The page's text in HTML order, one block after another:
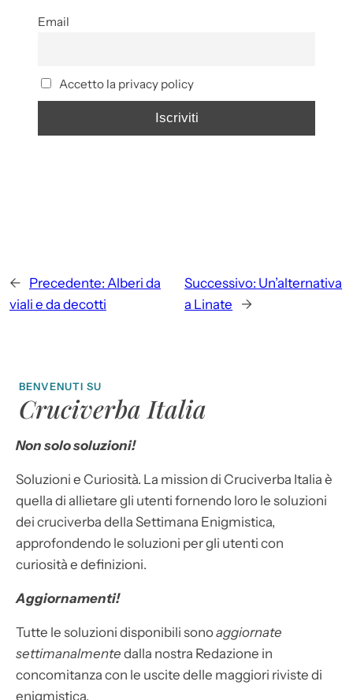
Email
Accetto la privacy policy
← Precedente: Alberi da
viali e da decotti
Successivo: Un’alternativa
a Linate
→
BENVENUTI SU
Cruciverba Italia
Non solo soluzioni!
Soluzioni e Curiosità. La mission di Cruciverba Italia è
quella di allietare gli utenti fornendo loro le soluzioni
dei cruciverba della Settimana Enigmistica,
approfondendo le soluzioni per gli utenti con
curiosità e definizioni.
Aggiornamenti!
Tutte le soluzioni disponibili sonoaggiornate
settimanalmente dalla nostra Redazione in
concomitanza con le uscite delle maggiori riviste di
enigmistica.